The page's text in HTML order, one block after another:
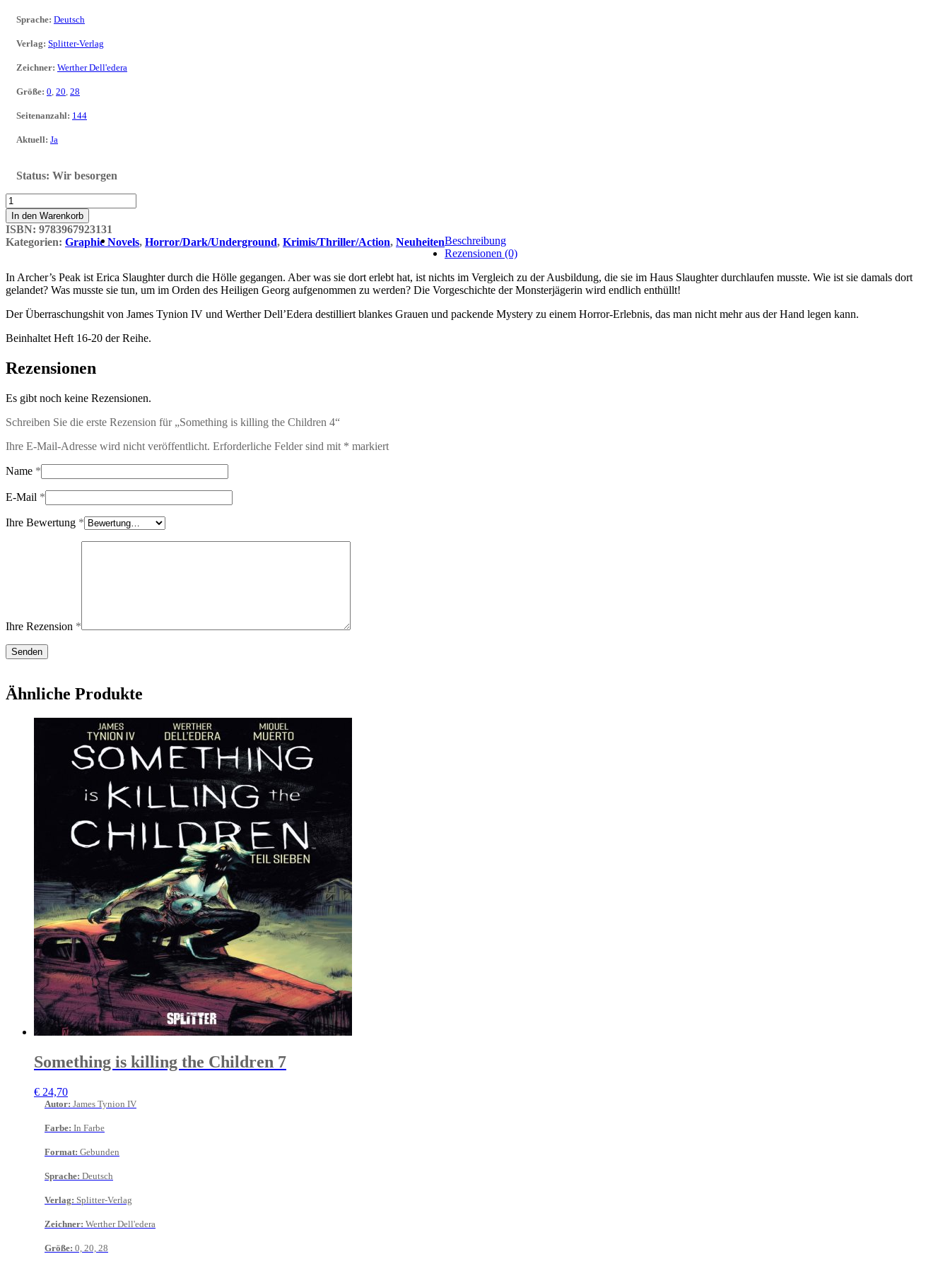
Sprache: Deutsch
Verlag: Splitter-Verlag
Zeichner: Werther Dell'edera
Größe: 0, 20, 28
Seitenanzahl: 144
Aktuell: Ja
Status: Wir besorgen
Something
is
killing
the
Children
Menge
In den Warenkorb
ISBN: 9783967923131
Kategorien: Graphic Novels, Horror/Dark/Underground, Krimis/Thriller/Action, NeuheitenBeschreibung
Rezensionen (0)
In Archer’s Peak ist Erica Slaughter durch die Hölle gegangen. Aber was sie dort erlebt hat, ist nichts im Vergleich zu der Ausbildung, die sie im Haus Slaughter durchlaufen musste. Wie ist sie damals dort
gelandet? Was musste sie tun, um im Orden des Heiligen Georg aufgenommen zu werden? Die Vorgeschichte der Monsterjägerin wird endlich enthüllt!
Der Überraschungshit von James Tynion IV und Werther Dell’Edera destilliert blankes Grauen und packende Mystery zu einem Horror-Erlebnis, das man nicht mehr aus der Hand legen kann.
Beinhaltet Heft 16-20 der Reihe.
Rezensionen
Es gibt noch keine Rezensionen.
Schreiben Sie die erste Rezension für „Something is killing the Children 4“
Ihre E-Mail-Adresse wird nicht veröffentlicht. Erforderliche Felder sind mit * markiert
Name *
E-Mail *
Ihre Bewertung *
Ihre Rezension *
Ähnliche Produkte
Something is killing the Children 7
€ 24,70
Autor: James Tynion IV
Farbe: In Farbe
Format: Gebunden
Sprache: Deutsch
Verlag: Splitter-Verlag
Zeichner: Werther Dell'edera
Größe: 0, 20, 28